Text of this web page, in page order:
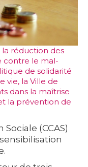
la réduction des
contre le mal-
de solidarité
vie, la Ville de
dans la maîtrise
la prévention de
(CCAS)